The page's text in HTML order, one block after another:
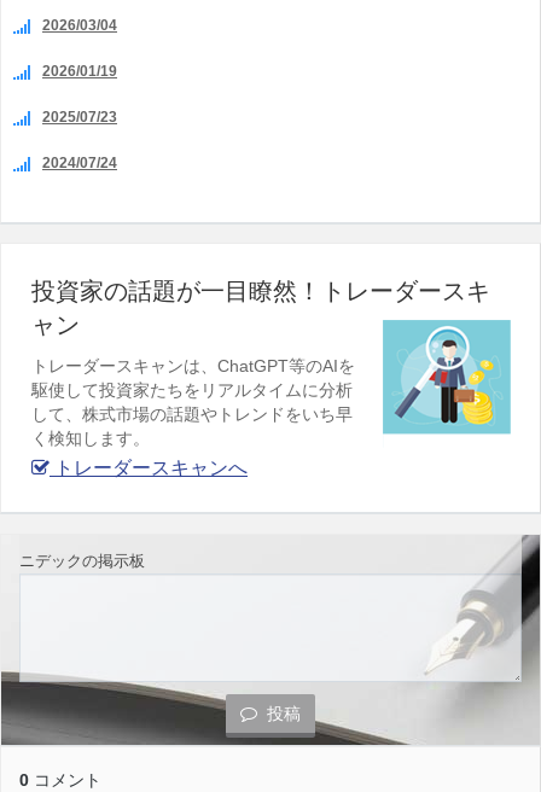
2026/03/04
2026/01/19
2025/07/23
2024/07/24
投資家の話題が一目瞭然！トレーダースキ
ャン
トレーダースキャンは、ChatGPT等のAIを
駆使して投資家たちをリアルタイムに分析
して、株式市場の話題やトレンドをいち早
く検知します。
トレーダースキャンへ
ニデックの掲示板
投稿
0 コメント